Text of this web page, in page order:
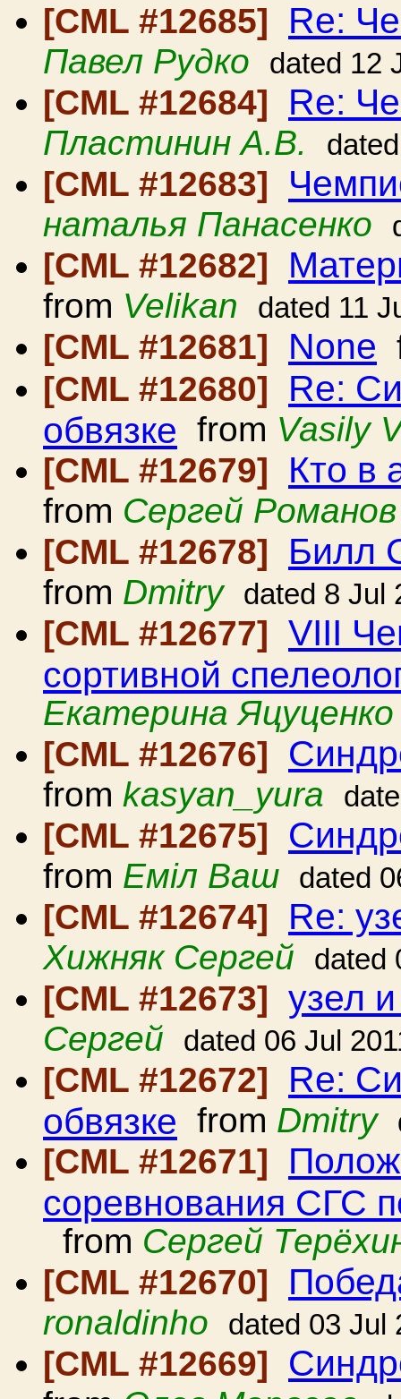
[CML #12685]
Re:
Павел Рудко dated 12
[CML #12684] Re:
Пластинин А.В.
[CML #12683]
наталья Панасенко
[CML #12682]
from Velikan dated 11
[CML #12681] None
[CML #12680]
Re:
обвязке from Vasily
[CML #12679]
Кто в
from Сергей Романов
[CML #12678]
Билл
from Dmitry dated 8 Jul
[CML #12677] VIII
сортивной
Екатерина Яцуценко
[CML #12676]
from kasyan_yura
[CML #12675]
from Еміл Ваш dated
[CML #12674] Re:
Хижняк Сергей dated
[CML #12673] узел
Сергей dated 06 Jul
[CML #12672] Re:
обвязке from Dmitry
[CML #12671]
соревнования СГС
from Сергей
[CML #12670]
ronaldinho dated 03 Jul
[CML #12669]